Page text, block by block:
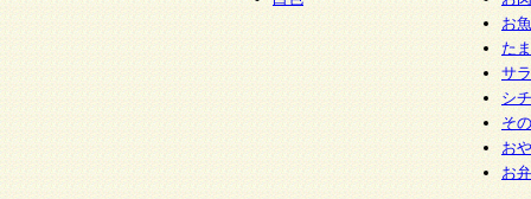
お
た
サ
シ
そ
お
お